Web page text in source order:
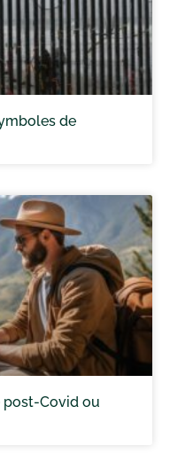
de
post-Covid ou